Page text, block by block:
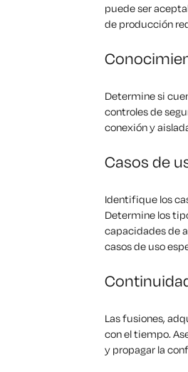
puede ser
de producción
Determine si
controles de
conexión y
Casos de
Identifique los
Determine los
capacidades de
casos de uso
Las fusiones,
con el tiempo.
y propagar la